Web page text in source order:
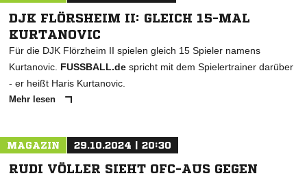
DJK FLÖRSHEIM II: GLEICH 15-MAL
KURTANOVIC
Für die DJK Flörzheim II spielen gleich 15 Spieler namens
Kurtanovic. FUSSBALL.de spricht mit dem Spielertrainer darüber
- er heißt Haris Kurtanovic.
Mehr lesen
MAGAZIN 29.10.2024 | 20:30
RUDI VÖLLER SIEHT OFC-AUS GEGEN